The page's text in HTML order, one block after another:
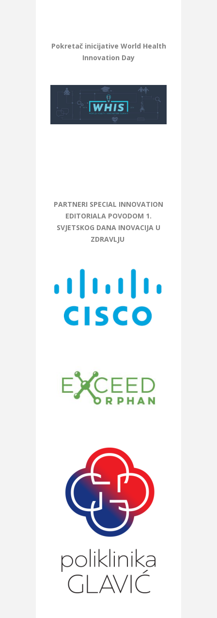
Pokretač inicijative World Health
Innovation Day
PARTNERI SPECIAL INNOVATION
EDITORIALA POVODOM 1.
SVJETSKOG DANA INOVACIJA U
ZDRAVLJU